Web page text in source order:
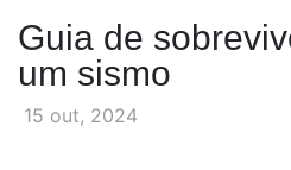
Guia de
um sismo
15 out, 2024